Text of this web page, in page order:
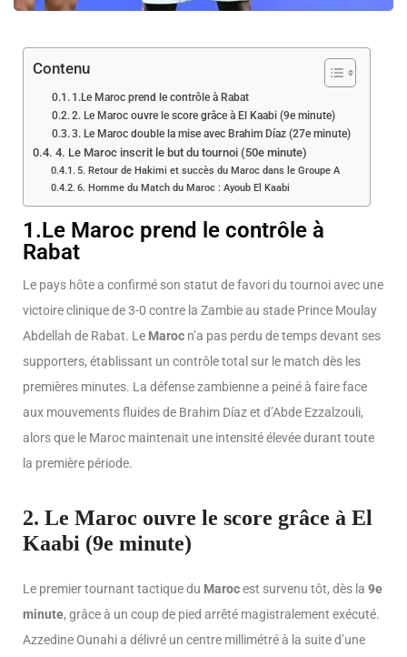
Contenu
1.Le Maroc prend le contrôle à Rabat
2. Le Maroc ouvre le score grâce à El Kaabi (9e minute)
3. Le Maroc double la mise avec Brahim Díaz (27e minute)
4. Le Maroc inscrit le but du tournoi (50e minute)
5. Retour de Hakimi et succès du Maroc dans le Groupe A
6. Homme du Match du Maroc : Ayoub El Kaabi
1.Le Maroc prend le contrôle à
Rabat
Le pays hôte a confirmé son statut de favori du tournoi avec une
victoire clinique de 3-0 contre la Zambie au stade Prince Moulay
Abdellah de Rabat. Le Maroc n’a pas perdu de temps devant ses
supporters, établissant un contrôle total sur le match dès les
premières minutes. La défense zambienne a peiné à faire face
aux mouvements fluides de Brahim Díaz et d’Abde Ezzalzouli,
alors que le Maroc maintenait une intensité élevée durant toute
la première période.
2. Le Maroc ouvre le score grâce à El
Kaabi (9e minute)
Le premier tournant tactique du Marocest survenu tôt, dès la 9e
minute, grâce à un coup de pied arrêté magistralement exécuté.
Azzedine Ounahi a délivré un centre millimétré à la suite d’une